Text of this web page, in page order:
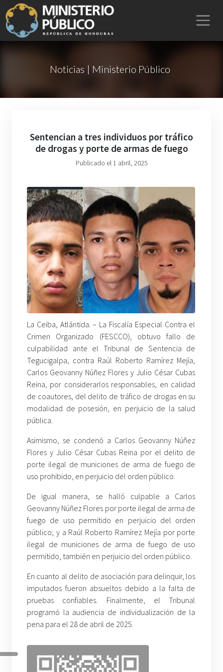
Noticias | Ministerio Público
Sentencian a tres individuos por tráfico
de drogas y porte de armas de fuego
Publicado el 1 abril, 2025
La Ceiba, Atlántida. – La Fiscalía Especial Contra el
Crimen Organizado (FESCCO), obtuvo fallo de
culpabilidad ante el Tribunal de Sentencia de
Tegucigalpa, contra Raúl Roberto Ramírez Mejía,
Carlos Geovanny Núñez Flores y Julio César Cubas
Reina, por considerarlos responsables, en calidad
de coautores, del delito de tráfico de drogas en su
modalidad de posesión, en perjuicio de la salud
pública.
Asimismo, se condenó a Carlos Geovanny Núñez
Flores y Julio César Cubas Reina por el delito de
porte ilegal de municiones de arma de fuego de
uso prohibido, en perjuicio del orden público.
De igual manera, se halló culpable a Carlos
Geovanny Núñez Flores por porte ilegal de arma de
fuego de uso permitido en perjuicio del orden
público; y a Raúl Roberto Ramírez Mejía por porte
ilegal de municiones de arma de fuego de uso
permitido, también en perjuicio del orden público.
En cuanto al delito de asociación para delinquir, los
imputados fueron absueltos debido a la falta de
pruebas confiables. Finalmente, el Tribunal
programó la audiencia de individualización de la
pena para el 28 de abril de 2025.